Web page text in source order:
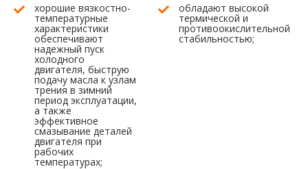
хорошие вязкостно-
температурные
характеристики
обеспечивают
надежный пуск
холодного
двигателя, быструю
подачу масла к узлам
трения в зимний
период эксплуатации,
а также
эффективное
смазывание деталей
двигателя при
рабочих
температурах;
обладают высокой
термической и
противоокислительной
стабильностью;